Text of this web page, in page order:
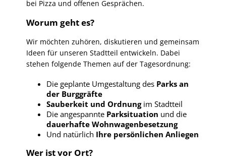
bei Pizza und offenen Gesprächen.
Worum geht es?
Wir möchten zuhören, diskutieren und gemeinsam
Ideen für unseren Stadtteil entwickeln. Dabei
stehen folgende Themen auf der Tagesordnung:
Die geplante Umgestaltung des Parks an
der Burggräfte
Sauberkeit und Ordnungim Stadtteil
Die angespannte Parksituation und die
dauerhafte Wohnwagenbesetzung
Und natürlich Ihre persönlichen Anliegen
Wer ist vor Ort?